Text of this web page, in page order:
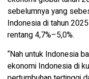
sebelumnya yang
Indonesia di tahun
rentang 4,7%–5,0%.
“Nah untuk Indonesia
ekonomi Indonesia di